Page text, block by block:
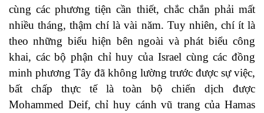
cùng các phương tiện cần thiết, chắc chắn phải mất
nhiều tháng, thậm chí là vài năm. Tuy nhiên, chí ít là
theo những biểu hiện bên ngoài và phát biểu công
khai, các bộ phận chỉ huy của Israel cùng các đồng
minh phương Tây đã không lường trước được sự việc,
bất chấp thực tế là toàn bộ chiến dịch được
Mohammed Deif, chỉ huy cánh vũ trang của Hamas